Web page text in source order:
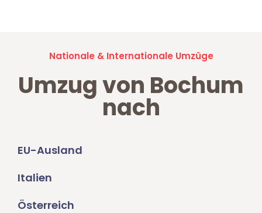
Nationale & Internationale Umzüge
Umzug von Bochum
nach
EU-Ausland
Italien
Österreich